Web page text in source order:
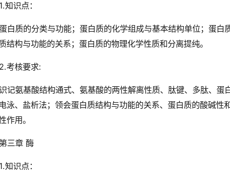
知识点：
白质的分类与功能；蛋白质的化学组成与基本结构单位；蛋白
结构与功能的关系；蛋白质的物理化学性质和分离提纯。
考核要求:
记氨基酸结构通式、氨基酸的两性解离性质、肽键、多肽、蛋
泳、盐析法；领会蛋白质结构与功能的关系、蛋白质的酸碱性
作用。
三章 酶
知识点：